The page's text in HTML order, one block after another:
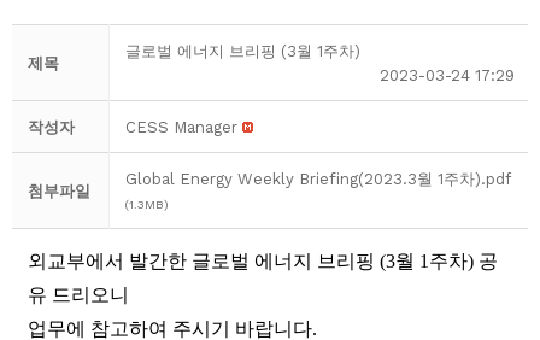
제목
글로벌 에너지 브리핑 (3월 1주차)
2023-03-24 17:29
작성자 CESS Manager
첨부파일
Global Energy Weekly Briefing(2023.3월 1주차).pdf
(1.3MB)
외교부에서 발간한 글로벌 에너지 브리핑 (3월 1주차) 공
유 드리오니
업무에 참고하여 주시기 바랍니다.